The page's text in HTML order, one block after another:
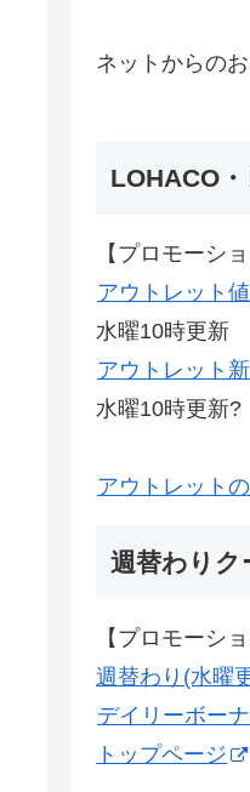
ネットからの
LOHACO
【プロモーシ
アウトレット
水曜10時更新
アウトレット
水曜10時更新?
アウトレット
週替わりク
【プロモーシ
週替わり(水曜
デイリーボー
トップページ